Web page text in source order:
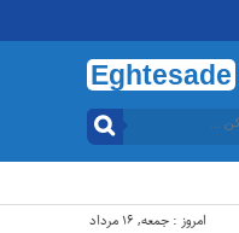
Eghtesade
امروز : جمعه, ۱۶ مرداد , ۱۴۰۵ .::. برابر با : Friday, 7 August , 2026